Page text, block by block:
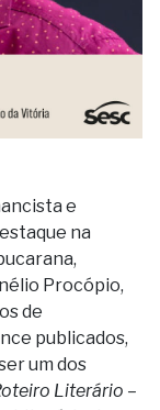
e
na
Procópio,
de
publicados,
um dos
Literário –